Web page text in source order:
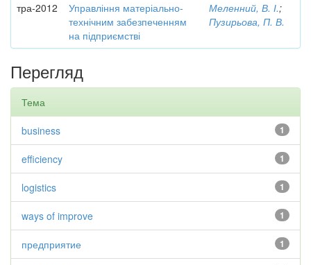
тра-2012
Управління матеріально-
технічним забезпеченням
на підприємстві
Меленний, В. І.;
Пузирьова, П. В.
Перегляд
Тема
1
business
1
efficiency
1
logistics
1
ways of improve
1
предприятие